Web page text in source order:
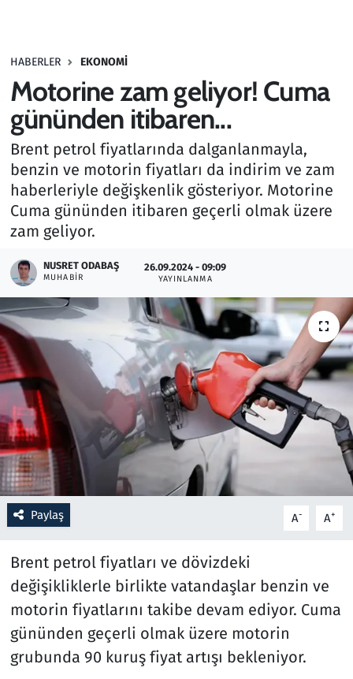
HABERLER EKONOMI
Motorine zam geliyor! Cuma
gününden itibaren...
Brent petrol fiyatlarında dalganlanmayla,
benzin ve motorin fiyatları da indirim ve zam
haberleriyle değişkenlik gösteriyor. Motorine
Cuma gününden itibaren geçerli olmak üzere
zam geliyor.
NUSRET ODABAŞ
MUHABIR
26.09.2024 - 09:09
YAYINLANMA
Paylaş A- A+
Brent petrol fiyatları ve dövizdeki
değişikliklerle birlikte vatandaşlar benzin ve
motorin fiyatlarını takibe devam ediyor. Cuma
gününden geçerli olmak üzere motorin
grubunda 90 kuruş fiyat artışı bekleniyor.
Haber
Kültür Sanat
Kurumsal Haberler
Lezzet Durağı
Memur ve Kamu
Otomobil
Oyun
Ramazan
Resmi İlanlar
Rüya Tabirleri
Sağlık
Savunma Sanayi
Spor
Teknoloji ve Bilim